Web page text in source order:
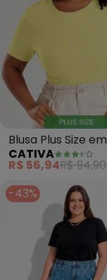
Blusa Plus Size em
Canelado
CATIVA
R$ 56,94R$ 94,90
-43%